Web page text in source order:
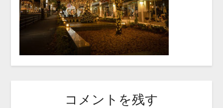
コメントを残す